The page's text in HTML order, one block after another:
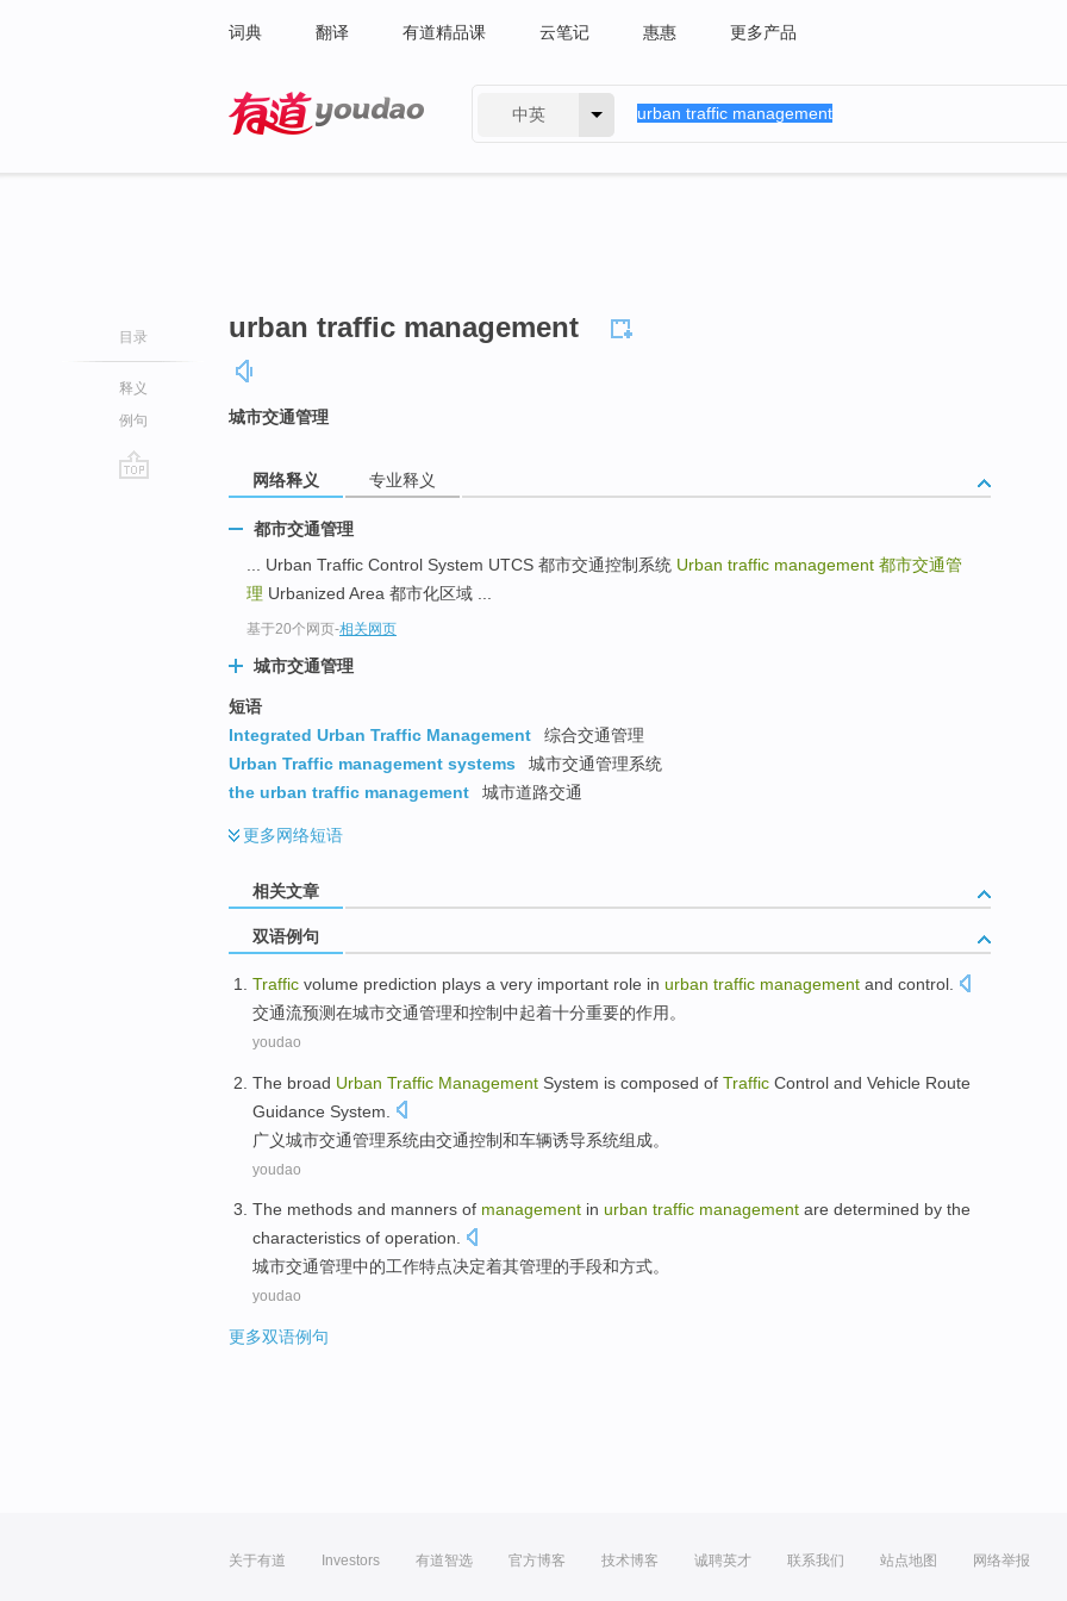
词典 翻译 有道精品课 云笔记 惠惠 更多产品
中英
目录
释义
例句
urban traffic management
城市交通管理
网络释义 专业释义
都市交通管理
... Urban Traffic Control System UTCS 都市交通控制系统 Urban traffic management 都市交通管
理 Urbanized Area 都市化区域 ...
基于20个网页-相关网页
城市交通管理
短语
Integrated Urban Traffic Management
综合交通管理
Urban Traffic management systems
城市交通管理系统
the urban traffic management
城市道路交通
更多网络短语
相关文章
双语例句
Traffic volume prediction plays a very important role in urban traffic management and control
交通流预测在城市交通管理和控制中起着十分重要的作用 。
youdao
The broad Urban Traffic Management System is composed of Traffic Control and Vehicle Route
Guidance System.
广义城市交通管理系统由交通控制和车辆诱导系统组成。
youdao
The methods and manners of management in urban traffic management are determined by the
characteristics of operation.
城市交通管理中的工作特点决定着其管理的手段和方式。
youdao
更多双语例句
关于有道 Investors 有道智选 官方博客 技术博客 诚聘英才 联系我们 站点地图 网络举报